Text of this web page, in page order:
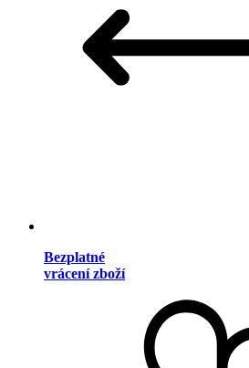
Bezplatné
vrácení zboží